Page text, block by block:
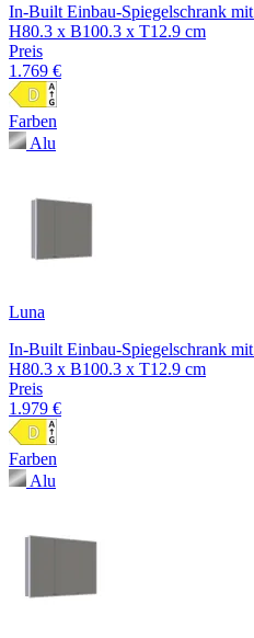
In-Built Einbau-Spiegelschrank
H80.3 x B100.3 x T12.9 cm
Preis
1.769 €
Farben
Alu
Luna
In-Built Einbau-Spiegelschrank
H80.3 x B100.3 x T12.9 cm
Preis
1.979 €
Farben
Alu